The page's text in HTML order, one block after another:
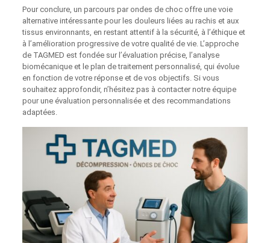
Pour conclure, un parcours par ondes de choc offre une voie
alternative intéressante pour les douleurs liées au rachis et aux
tissus environnants, en restant attentif à la sécurité, à l’éthique et
à l’amélioration progressive de votre qualité de vie. L’approche
de TAGMED est fondée sur l’évaluation précise, l’analyse
biomécanique et le plan de traitement personnalisé, qui évolue
en fonction de votre réponse et de vos objectifs. Si vous
souhaitez approfondir, n’hésitez pas à contacter notre équipe
pour une évaluation personnalisée et des recommandations
adaptées.